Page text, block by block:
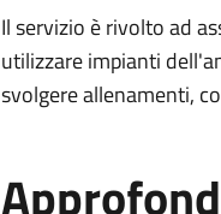
Il servizio è rivolto ad
utilizzare impianti
svolgere allenamenti,